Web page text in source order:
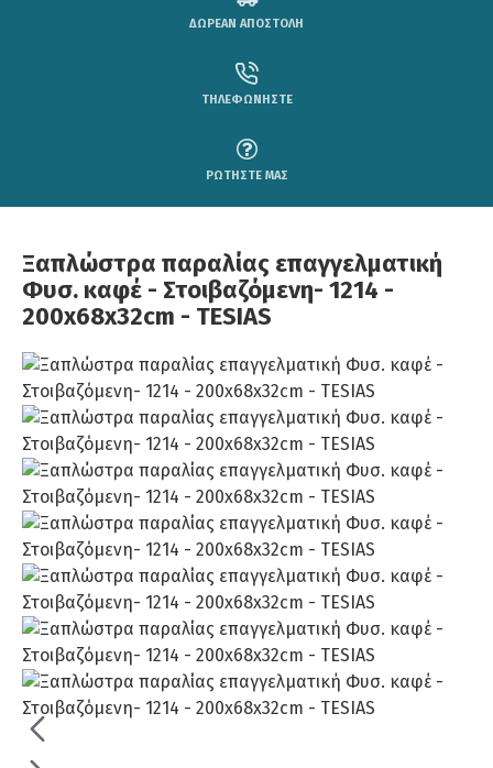
ΔΩΡΕΑΝ ΑΠΟΣΤΟΛΗ
ΤΗΛΕΦΩΝΗΣΤΕ
ΡΩΤΗΣΤΕ ΜΑΣ
Ξαπλώστρα παραλίας επαγγελματική
Φυσ. καφέ - Στοιβαζόμενη- 1214 -
200x68x32cm - TESIAS